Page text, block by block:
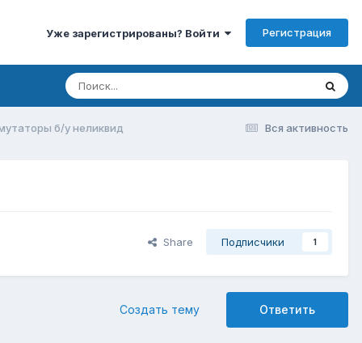
Уже зарегистрированы? Войти Регистрация
Вся активность
б/у неликвид
Share Подписчики 1
Ответить
Создать тему